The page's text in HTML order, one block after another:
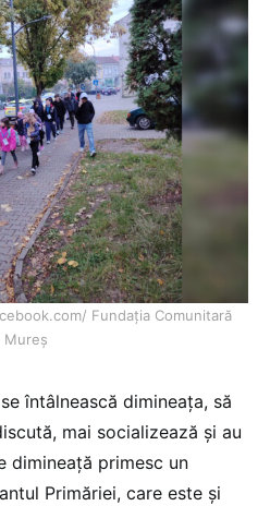
Fundația Comunitară
Mureș
întâlnească dimineața, să
mai socializează și au
dimineață primesc un
Primăriei, care este și